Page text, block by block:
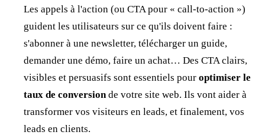
Les appels à l'action (ou CTA pour « call-to-action »)
guident les utilisateurs sur ce qu'ils doivent faire :
s'abonner à une newsletter, télécharger un guide,
demander une démo, faire un achat… Des CTA clairs,
visibles et persuasifs sont essentiels pour optimiser le
taux de conversionde votre site web. Ils vont aider à
transformer vos visiteurs en leads, et finalement, vos
leads en clients.